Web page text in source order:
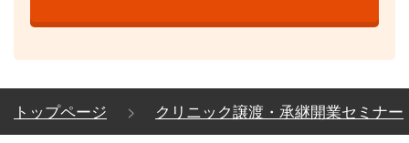
トップページ クリニック譲渡・承継開業セミナー